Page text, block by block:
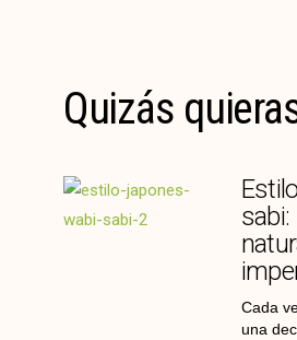
Quizás
Cada
una